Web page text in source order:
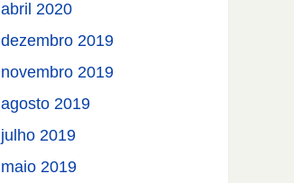
abril 2020
dezembro 2019
novembro 2019
agosto 2019
julho 2019
maio 2019